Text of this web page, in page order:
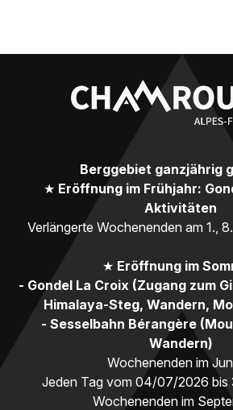
Berggebiet ganzjährig
★ Eröffnung im Frühjahr:
Aktivitäten
Verlängerte Wochenenden am 1.,
★ Eröffnung im
- Gondel La Croix (Zugang zum
Himalaya-Steg, Wandern,
- Sesselbahn Bérangère
Wandern)
Wochenenden im
Jeden Tag vom 04/07/2026
Wochenenden im